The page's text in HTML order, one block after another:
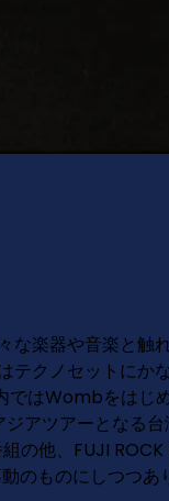
楽器や音楽と
クノセットに
ではWombを
アツアーとなる
他、FUJI
のものにしつつ